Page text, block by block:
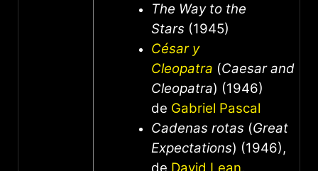
The Way to the
Stars (1945)
César y
Cleopatra (Caesar and
Cleopatra) (1946)
de Gabriel Pascal
Cadenas rotas (Great
Expectations) (1946),